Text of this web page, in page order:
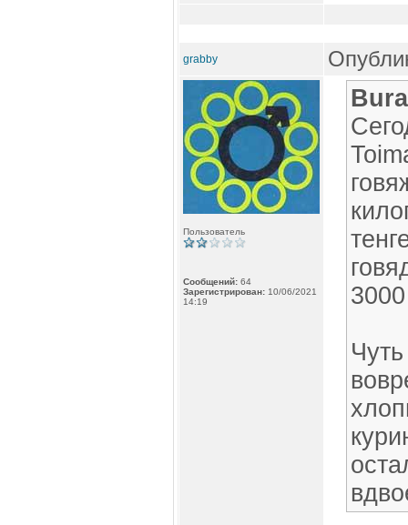
grabby
Пользователь
Сообщений: 64
Зарегистрирован: 10/06/2021
14:19